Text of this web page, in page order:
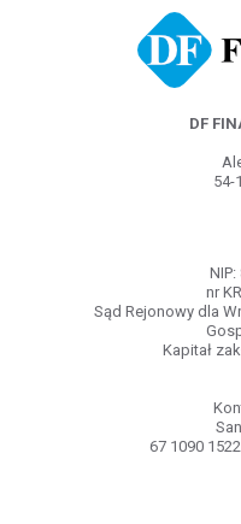
DF
54-
nr
Sąd Rejonowy dla
Kapitał
67 1090